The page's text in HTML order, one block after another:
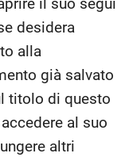
desidera
alla
già salvato
titolo di questo
al suo
altri